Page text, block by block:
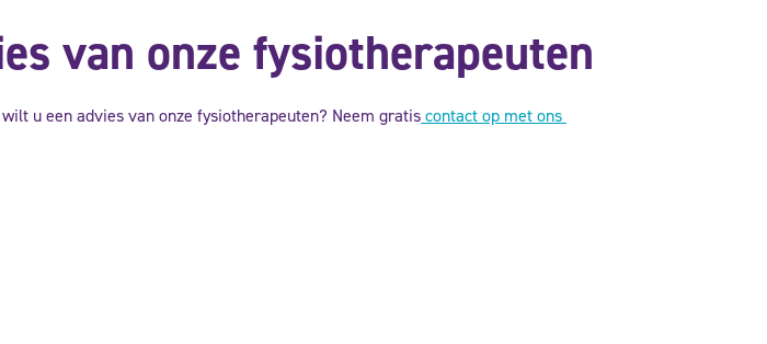
van onze fysiotherapeuten
u een advies van onze fysiotherapeuten? Neem gratiscontact op met ons